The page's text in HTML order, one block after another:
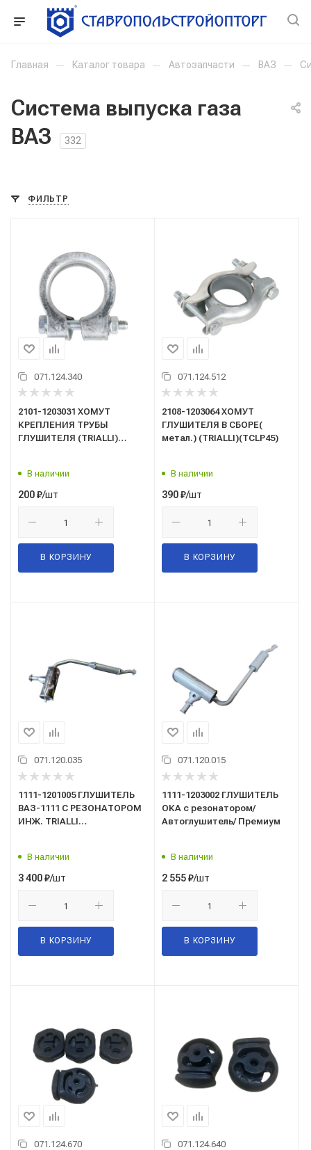
Главная — Каталог товара — Автозапчасти — ВАЗ —
Система выпуска газа
ВАЗ
332
ФИЛЬТР
071.124.340
2101-1203031 ХОМУТ
КРЕПЛЕНИЯ ТРУБЫ
ГЛУШИТЕЛЯ (TRIALLI)
В наличии
200₽/шт
В КОРЗИНУ
071.124.512
2108-1203064 ХОМУТ
ГЛУШИТЕЛЯ В СБОРЕ(
метал.) (TRIALLI)(TCLP45)
В наличии
390₽/шт
В КОРЗИНУ
071.120.035
1111-1201005 ГЛУШИТЕЛЬ
ВАЗ-1111 С РЕЗОНАТОРОМ
ИНЖ. TRIALLI
В наличии
3 400₽/шт
В КОРЗИНУ
071.120.015
1111-1203002 ГЛУШИТЕЛЬ
ОКА с резонатором/
Автоглушитель/ Премиум
В наличии
2 555₽/шт
В КОРЗИНУ
071.124.670 071.124.640